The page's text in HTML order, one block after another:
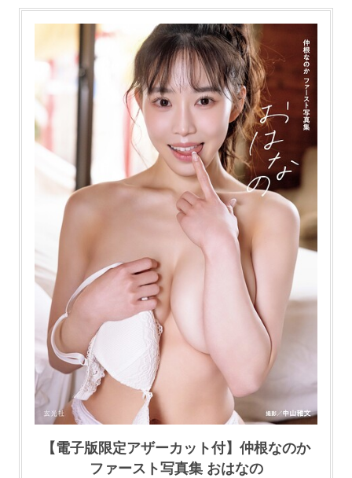
【電子版限定アザーカット付】仲根なのか
ファースト写真集 おはなの